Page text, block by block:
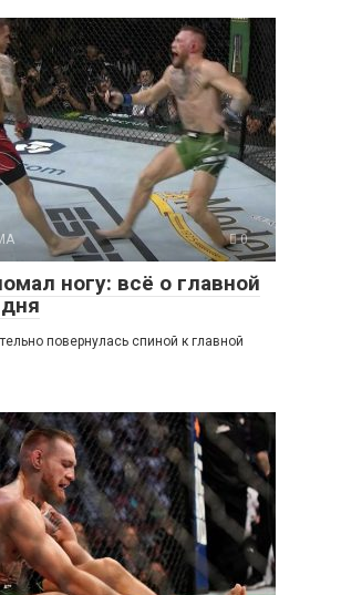
0
ногу: всё о главной
повернулась спиной к главной